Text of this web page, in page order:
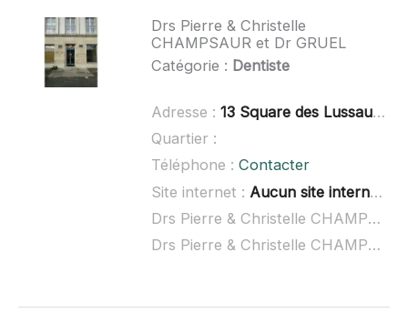
Drs Pierre & Christelle
CHAMPSAUR et Dr GRUEL
Catégorie : Dentiste
Adresse : 13 Square des Lussaut, 17400 Saint-Jean-d'Angély
Quartier :
Téléphone : Contacter
Site internet : Aucun site internet connu
Drs Pierre & Christelle CHAMPSAUR et Dr GRUEL à domicile :
Drs Pierre & Christelle CHAMPSAUR et Dr GRUEL ouvert dimanche :